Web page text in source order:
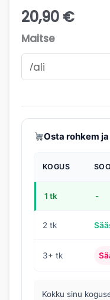
20,90 €
Maitse
Osta rohkem
KOGUS
1 tk -
2 tk
3+ tk
Kokku sinu